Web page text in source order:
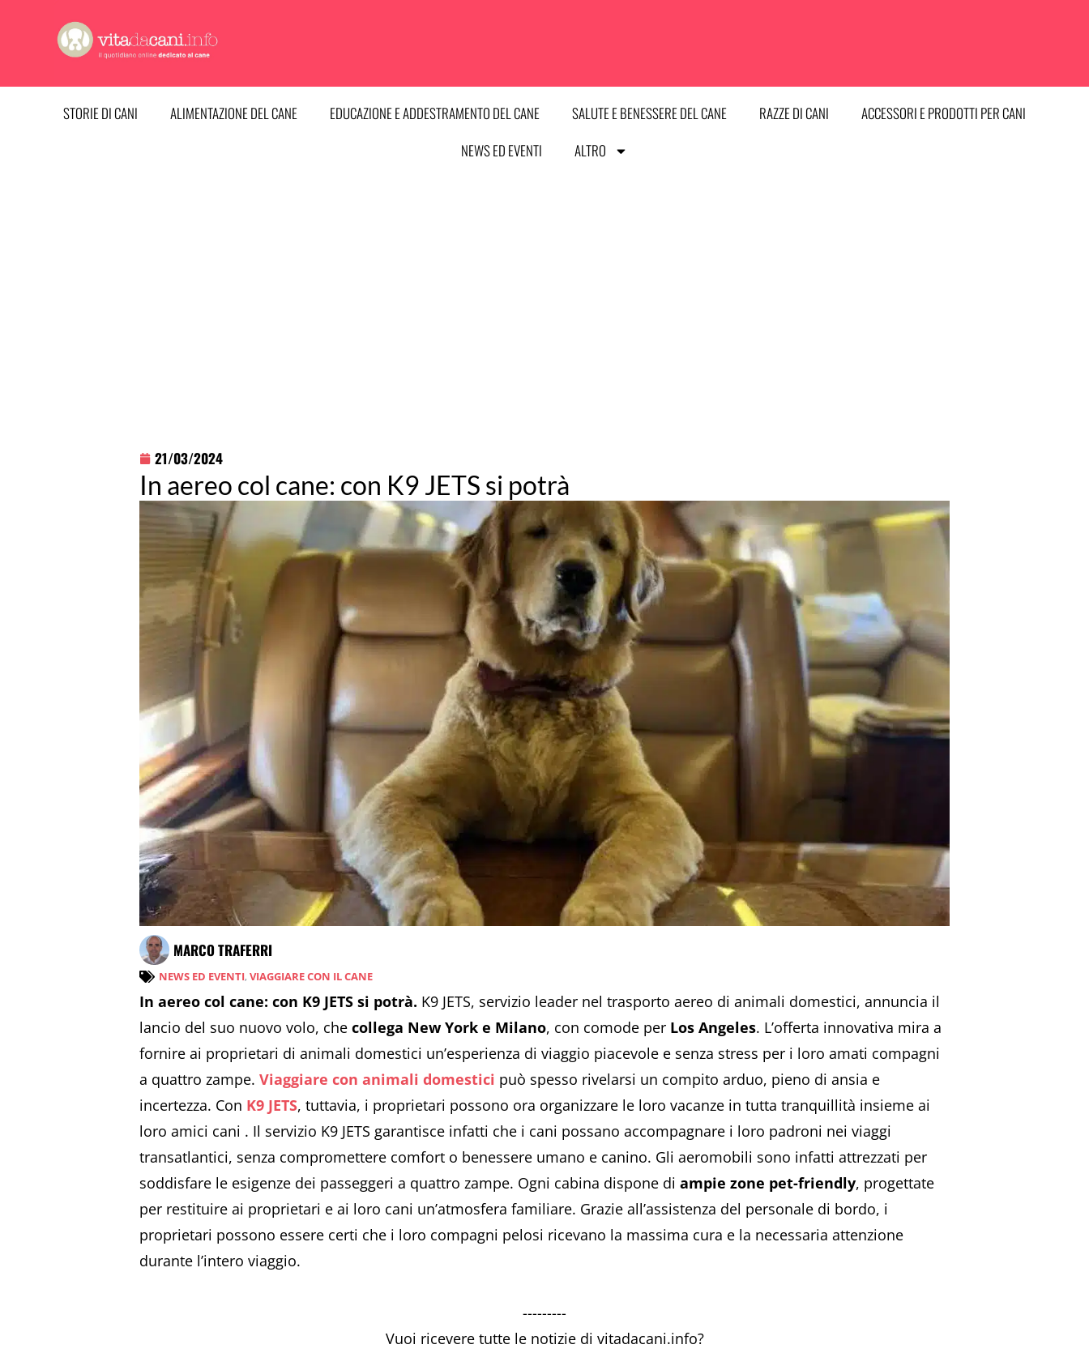
contenuto
STORIE DI CANI ALIMENTAZIONE DEL CANE EDUCAZIONE E ADDESTRAMENTO DEL CANE SALUTE E BENESSERE DEL CANE RAZZE DI CANI
ACCESSORI E PRODOTTI PER CANI
NEWS ED EVENTI
ALTRO
21/03/2024
In aereo col cane: con K9 JETS si potrà
MARCO TRAFERRI
NEWS ED EVENTI, VIAGGIARE CON IL CANE
In aereo col cane: con K9 JETS si potrà. K9 JETS, servizio leader nel trasporto aereo di animali domestici, annuncia il
lancio del suo nuovo volo, che collega New York e Milano, con comode per Los Angeles. L’offerta innovativa mira a
fornire ai proprietari di animali domestici un’esperienza di viaggio piacevole e senza stress per i loro amati compagni
a quattro zampe. Viaggiare con animali domestici può spesso rivelarsi un compito arduo, pieno di ansia e
incertezza. Con K9 JETS, tuttavia, i proprietari possono ora organizzare le loro vacanze in tutta tranquillità insieme ai
loro amici cani . Il servizio K9 JETS garantisce infatti che i cani possano accompagnare i loro padroni nei viaggi
transatlantici, senza compromettere comfort o benessere umano e canino. Gli aeromobili sono infatti attrezzati per
soddisfare le esigenze dei passeggeri a quattro zampe. Ogni cabina dispone di ampie zone pet-friendly, progettate
per restituire ai proprietari e ai loro cani un’atmosfera familiare. Grazie all’assistenza del personale di bordo, i
proprietari possono essere certi che i loro compagni pelosi ricevano la massima cura e la necessaria attenzione
durante l’intero viaggio.
---------
Vuoi ricevere tutte le notizie di vitadacani.info?